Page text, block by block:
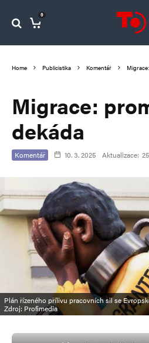
0
Home Publicistika Komentář
Migrace:
dekáda
Komentář 10. 3. 2025 Aktualizace:
Plán řízeného přílivu pracovních sil se
Zdroj: Profimedia